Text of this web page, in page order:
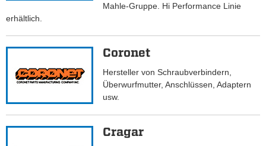
Mahle-Gruppe. Hi Performance Linie
erhältlich.
Coronet
Hersteller von Schraubverbindern,
Überwurfmutter, Anschlüssen, Adaptern
usw.
Cragar